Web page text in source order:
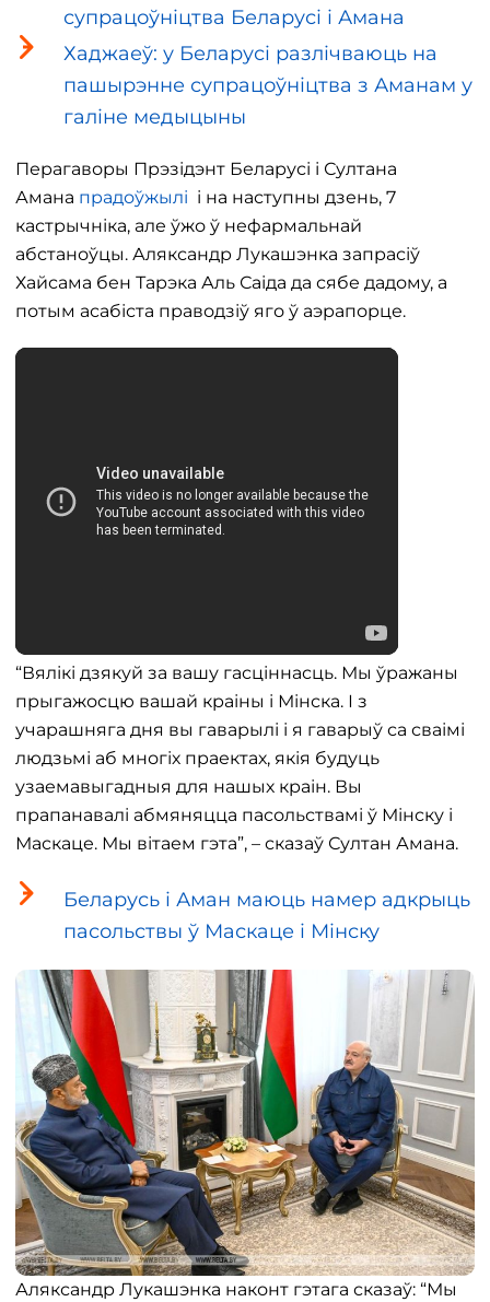
супрацоўніцтва Беларусі і Амана
Хаджаеў: у Беларусі разлічваюць на
пашырэнне супрацоўніцтва з Аманам у
галіне медыцыны
Перагаворы Прэзідэнт Беларусі і Султана
Амана прадоўжылі і на наступны дзень, 7
кастрычніка, але ўжо ў нефармальнай
абстаноўцы. Аляксандр Лукашэнка запрасіў
Хайсама бен Тарэка Аль Саіда да сябе дадому, а
потым асабіста праводзіў яго ў аэрапорце.
“Вялікі дзякуй за вашу гасціннасць. Мы ўражаны
прыгажосцю вашай краіны і Мінска. І з
учарашняга дня вы гаварылі і я гаварыў са сваімі
людзьмі аб многіх праектах, якія будуць
узаемавыгадныя для нашых краін. Вы
прапанавалі абмяняцца пасольствамі ў Мінску і
Маскаце. Мы вітаем гэта”, – сказаў Султан Амана.
Беларусь і Аман маюць намер адкрыць
пасольствы ў Маскаце і Мінску
Аляксандр Лукашэнка наконт гэтага сказаў: “Мы